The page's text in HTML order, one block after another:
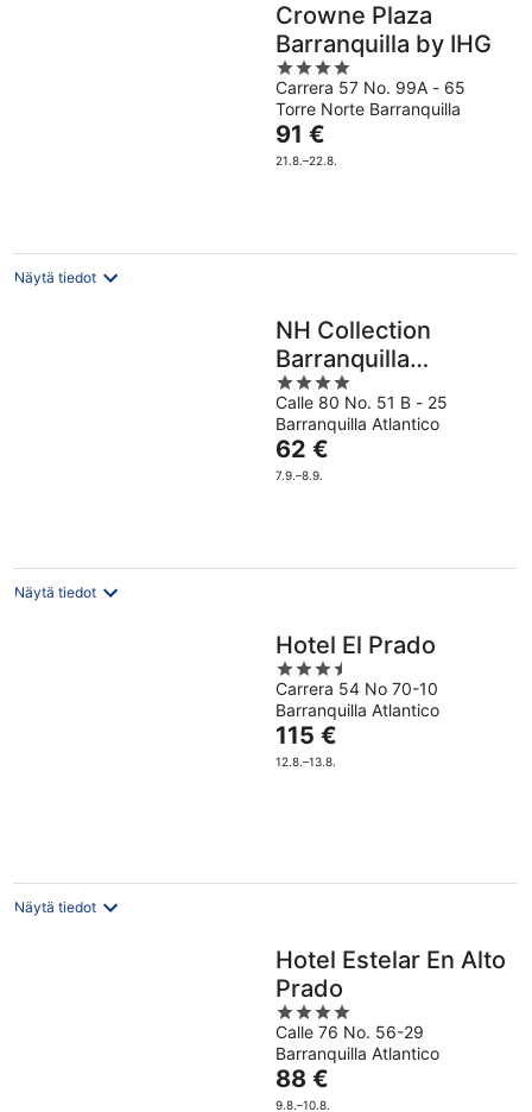
Crowne Plaza
Barranquilla by IHG
4
out
of
5
Carrera 57 No. 99A - 65
Torre Norte Barranquilla
Hinta
on
91 €
21.8.–22.8.
Näytä tiedot
NH Collection
Barranquilla
Smartsuites Royal
4
out
of
5
Calle 80 No. 51 B - 25
Barranquilla Atlantico
Hinta
on
62 €
7.9.–8.9.
Näytä tiedot
Hotel El Prado
3.5
out
of
5
Carrera 54 No 70-10
Barranquilla Atlantico
Hinta
on
115 €
12.8.–13.8.
Näytä tiedot
Hotel Estelar En Alto
Prado
4
out
of
5
Calle 76 No. 56-29
Barranquilla Atlantico
Hinta
on
88 €
9.8.–10.8.